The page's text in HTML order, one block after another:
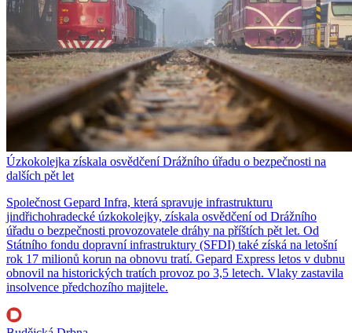
Úzkokolejka získala osvědčení Drážního úřadu o bezpečnosti na
dalších pět let
Společnost Gepard Infra, která spravuje infrastrukturu
jindřichohradecké úzkokolejky, získala osvědčení od Drážního
úřadu o bezpečnosti provozovatele dráhy na příštích pět let. Od
Státního fondu dopravní infrastruktury (SFDI) také získá na letošní
rok 17 milionů korun na obnovu tratí. Gepard Express letos v dubnu
obnovil na historických tratích provoz po 3,5 letech. Vlaky zastavila
insolvence předchozího majitele.